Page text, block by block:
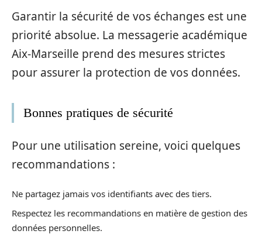
Garantir la sécurité de vos échanges est une
priorité absolue. La messagerie académique
Aix-Marseille prend des mesures strictes
pour assurer la protection de vos données.
Bonnes pratiques de sécurité
Pour une utilisation sereine, voici quelques
recommandations :
Ne partagez jamais vos identifiants avec des tiers.
Respectez les recommandations en matière de gestion des
données personnelles.